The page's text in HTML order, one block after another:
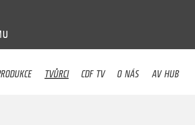
TVŮRCI CDF TV O NÁS AV HUB